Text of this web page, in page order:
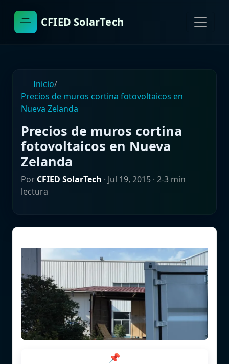
CFIED SolarTech
Inicio/
Precios de muros cortina fotovoltaicos en
Nueva Zelanda
Precios de muros cortina
fotovoltaicos en Nueva
Zelanda
Por CFIED SolarTech · Jul 19, 2015 · 2-3 min
lectura
📌